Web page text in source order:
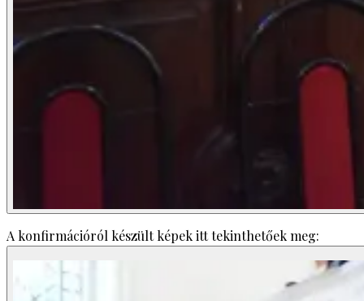
A konfirmációról készült képek itt tekinthetőek meg: